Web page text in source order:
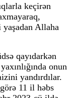
keçirən
yaşadan Allaha
qayıdarkən
onun
yandırdılar.
11 il həbs